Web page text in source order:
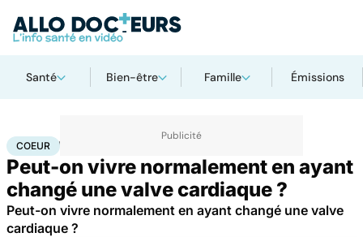
Santé Bien-être Famille Émissions
AccueilSanté Maladies cardiaques
COEUR
Peut-on vivre normalement en ayant
changé une valve cardiaque ?
Peut-on vivre normalement en ayant changé une valve
cardiaque ?